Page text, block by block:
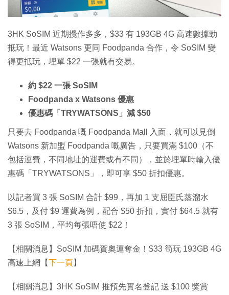
3HK SoSIM 近期攪作多多，$33 有 193GB 4G 高速數據勁
抵玩！最近 Watsons 更同 Foodpanda 合作，令 SoSIM 變
得更抵玩，埋單 $22 一張就有交易。
約 $22 一張 SoSIM
Foodpanda x Watsons 優惠
優惠碼「TRYWATSONS」減 $50
只要去 Foodpanda 嘅 Foodpanda Mall 入面，就可以見倒
Watsons 新加盟 Foodpanda 嘅廣告，只要買滿 $100（不
包括運費，不同地址的運費或有不同），並於埋單時輸入優
惠碼「TRYWATSONS」，即可享 $50 折扣優惠。
以記者買 3 張 SoSIM 合計 $99，再加 1 支屈臣氏蒸溜水
$6.5，及付 $9 運費為例，配合 $50 折扣，實付 $64.5 就有
3 張 SoSIM，平均每張唔使 $22！
【相關消息】SoSIM 加碼賀奧運奪金！$33 筍玩 193GB 4G
高速上網【下一頁】
【相關消息】3HK SoSIM 推預先實名登記 送 $100 獎賞